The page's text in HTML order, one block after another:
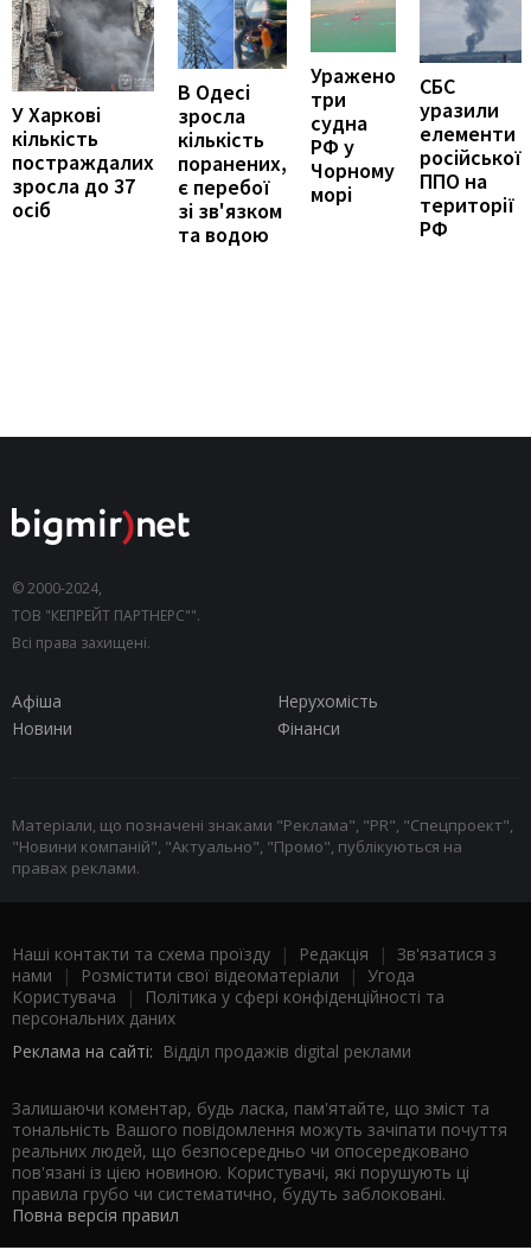
У Харкові
кількість
постраждалих
зросла до 37
осіб
В Одесі
зросла
кількість
поранених,
є перебої
зі зв'язком
та водою
Уражено
три
судна
РФ у
Чорному
морі
СБС
уразили
елементи
російської
ППО на
території
РФ
© 2000-2024,
ТОВ "КЕПРЕЙТ ПАРТНЕРС"".
Всі права захищені.
Афіша
Нерухомість
Новини
Фінанси
Матеріали, що позначені знаками "Реклама", "PR", "Спецпроект",
"Новини компаній", "Актуально", "Промо", публікуються на
правах реклами.
Наші контакти та схема проїзду | Редакція | Зв'язатися з
нами | Розмістити свої відеоматеріали | Угода
Користувача |
Політика у сфері конфіденційності та
персональних даних
Реклама на сайті: Відділ продажів digital реклами
Залишаючи коментар, будь ласка, пам'ятайте, що зміст та
тональність Вашого повідомлення можуть зачіпати почуття
реальних людей, що безпосередньо чи опосередковано
пов'язані із цією новиною. Користувачі, які порушують ці
правила грубо чи систематично, будуть заблоковані.
Повна версія правил